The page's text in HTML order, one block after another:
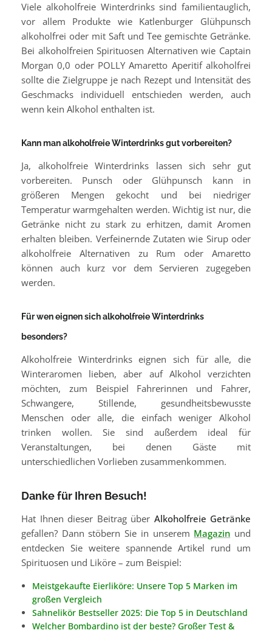
Viele alkoholfreie Winterdrinks sind familientauglich,
vor allem Produkte wie Katlenburger Glühpunsch
alkoholfrei oder mit Saft und Tee gemischte Getränke.
Bei alkoholfreien Spirituosen Alternativen wie Captain
Morgan 0,0 oder POLLY Amaretto Aperitif alkoholfrei
sollte die Zielgruppe je nach Rezept und Intensität des
Geschmacks individuell entschieden werden, auch
wenn kein Alkohol enthalten ist.
Kann man alkoholfreie Winterdrinks gut vorbereiten?
Ja, alkoholfreie Winterdrinks lassen sich sehr gut
vorbereiten. Punsch oder Glühpunsch kann in
größeren Mengen gekocht und bei niedriger
Temperatur warmgehalten werden. Wichtig ist nur, die
Getränke nicht zu stark zu erhitzen, damit Aromen
erhalten bleiben. Verfeinernde Zutaten wie Sirup oder
alkoholfreie Alternativen zu Rum oder Amaretto
können auch kurz vor dem Servieren zugegeben
werden.
Für wen eignen sich alkoholfreie Winterdrinks
besonders?
Alkoholfreie Winterdrinks eignen sich für alle, die
Winteraromen lieben, aber auf Alkohol verzichten
möchten, zum Beispiel Fahrerinnen und Fahrer,
Schwangere, Stillende, gesundheitsbewusste
Menschen oder alle, die einfach weniger Alkohol
trinken wollen. Sie sind außerdem ideal für
Veranstaltungen, bei denen Gäste mit
unterschiedlichen Vorlieben zusammenkommen.
Danke für Ihren Besuch!
Hat Ihnen dieser Beitrag über Alkoholfreie Getränke
gefallen? Dann stöbern Sie in unserem Magazin und
entdecken Sie weitere spannende Artikel rund um
Spirituosen und Liköre – zum Beispiel:
Meistgekaufte Eierliköre: Unsere Top 5 Marken im
großen Vergleich
Sahnelikör Bestseller 2025: Die Top 5 in Deutschland
Welcher Bombardino ist der beste? Großer Test &